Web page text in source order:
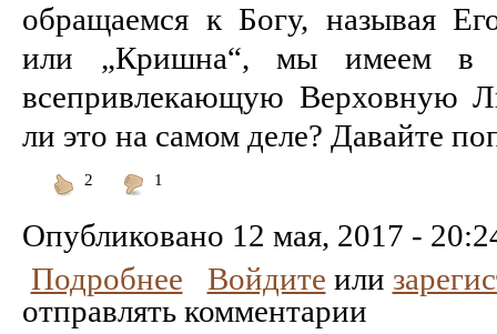
обращаемся к Богу, называя
или „Кришна“, мы имеем
всепривлекающую Верховную
ли это на самом деле? Давайте
2
1
Опубликовано 12 мая, 2017 -
Подробнее
Войдите или
отправлять комментарии